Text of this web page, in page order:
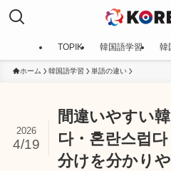
TOPIK 韓国語学習 韓
ホーム 韓国語学習 単語の違い
間違いやすい
다・혼란스럽
分けを分かり
2026
4/19